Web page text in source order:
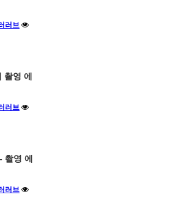
러브
촬영 에
러브
촬영 에
러브